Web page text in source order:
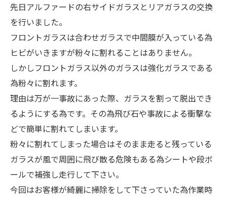
先日アルファードの右サイドガラスとリアガラスの交換
を行いました。
フロントガラスは合わせガラスで中間膜が入っている為
ヒビがいきますが粉々に割れることはありません。
しかしフロントガラス以外のガラスは強化ガラスである
為粉々に割れます。
理由は万が一事故にあった際、ガラスを割って脱出でき
るようにする為です。その為飛び石や事故による衝撃な
どで簡単に割れてしまいます。
粉々に割れてしまった場合はそのまま走ると残っている
ガラスが風で周囲に飛び散る危険もある為シートや段ボ
ールで補強し走行して下さい。
今回はお客様が綺麗に掃除をして下さっていた為作業時